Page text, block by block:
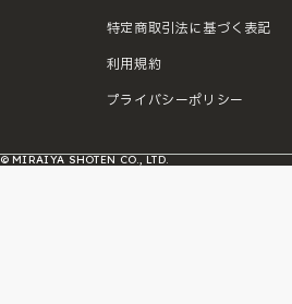
特定商取引法に基づく表記
利用規約
プライバシーポリシー
© MIRAIYA SHOTEN CO., LTD.